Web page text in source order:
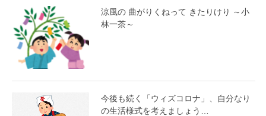
涼風の 曲がりくねって きたりけり ～小
林一茶～
今後も続く「ウィズコロナ」、自分なり
の生活様式を考えましょう…